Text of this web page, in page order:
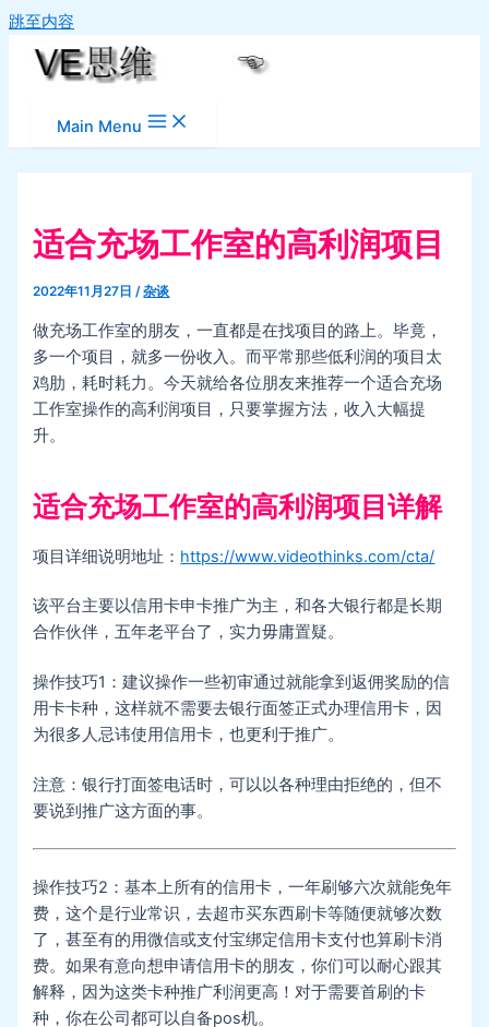
跳至内容
Main Menu
适合充场工作室的高利润项目
2022年11月27日/杂谈
做充场工作室的朋友，一直都是在找项目的路上。毕竟，
多一个项目，就多一份收入。而平常那些低利润的项目太
鸡肋，耗时耗力。今天就给各位朋友来推荐一个适合充场
工作室操作的高利润项目，只要掌握方法，收入大幅提
升。
适合充场工作室的高利润项目详解
项目详细说明地址： https://www.videothinks.com/cta/
该平台主要以信用卡申卡推广为主，和各大银行都是长期
合作伙伴，五年老平台了，实力毋庸置疑。
操作技巧1：建议操作一些初审通过就能拿到返佣奖励的信
用卡卡种，这样就不需要去银行面签正式办理信用卡，因
为很多人忌讳使用信用卡，也更利于推广。
注意：银行打面签电话时，可以以各种理由拒绝的，但不
要说到推广这方面的事。
操作技巧2：基本上所有的信用卡，一年刷够六次就能免年
费，这个是行业常识，去超市买东西刷卡等随便就够次数
了，甚至有的用微信或支付宝绑定信用卡支付也算刷卡消
费。如果有意向想申请信用卡的朋友，你们可以耐心跟其
解释，因为这类卡种推广利润更高！对于需要首刷的卡
种，你在公司都可以自备pos机。